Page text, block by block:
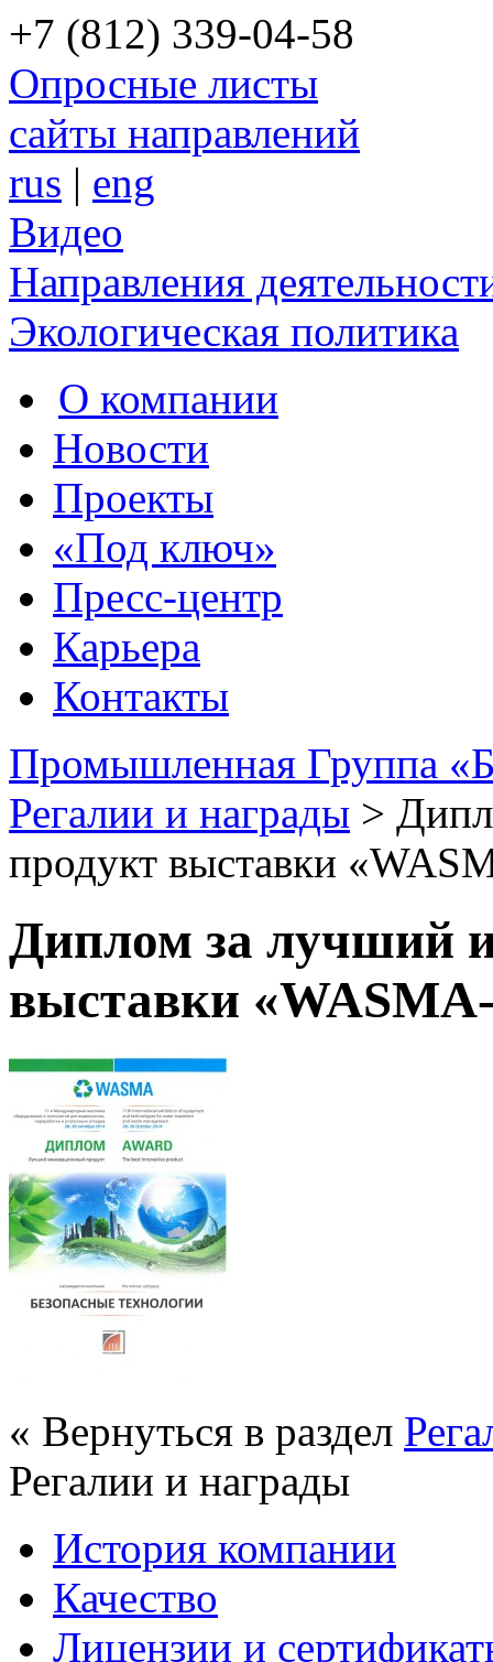
+7 (812) 339-04-58
Опросные листы
сайты направлений
rus | eng
Видео
Направления
Экологическая политика
О компании
Новости
Проекты
«Под ключ»
Пресс-центр
Карьера
Контакты
Промышленная Группа
Регалии и награды >
продукт выставки
Диплом за лучший
выставки
« Вернуться в раздел
Регалии и награды
История компании
Качество
Лицензии и